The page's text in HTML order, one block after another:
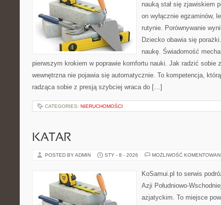
nauką stał się zjawiskiem
on wyłącznie egzaminów,
rutynie. Porównywanie
Dziecko obawia się
naukę. Świadomość
pierwszym krokiem w poprawie komfortu nauki. Jak radzić sobie
wewnętrzna nie pojawia się automatycznie. To kompetencja,
radząca sobie z presją szybciej wraca do […]
CATEGORIES: NIERUCHOMOŚCI
KATAR
POSTED BY ADMIN STY - 8 - 2026 MOŻLIWOŚĆ
KoSamui.pl to serwis
Azji Południowo-
azjatyckim. To miejsce